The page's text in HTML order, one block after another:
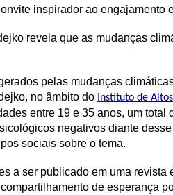
inspirador ao engajamento
revela que as mudanças
pelas mudanças
no âmbito do Instituto de
entre 19 e 35 anos, um
negativos diante
sociais sobre o tema.
a ser publicado em uma
de esperança